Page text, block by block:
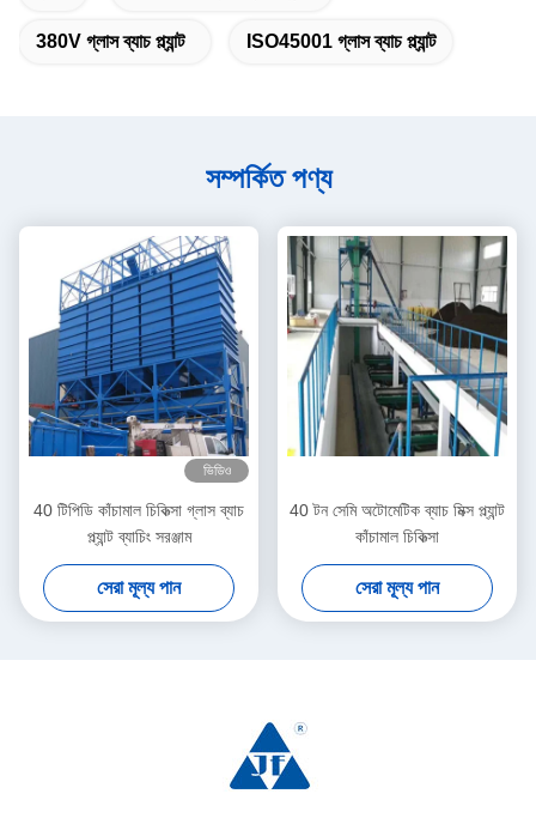
380V গ্লাস ব্যাচ প্ল্যান্ট ISO45001 গ্লাস ব্যাচ প্ল্যান্ট
সম্পর্কিত পণ্য
ভিডিও
40 টিপিডি কাঁচামাল চিকিত্সা গ্লাস ব্যাচ
প্ল্যান্ট ব্যাচিং সরঞ্জাম
সেরা মূল্য পান
40 টন সেমি অটোমেটিক ব্যাচ মিক্স প্ল্যান্ট
কাঁচামাল চিকিত্সা
সেরা মূল্য পান